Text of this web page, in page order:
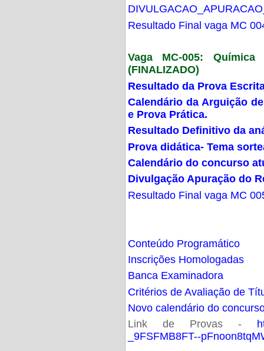
Resultado Final vaga MC
Vaga MC-005:
(FINALIZADO)
Resultado da Prova
Calendário da Arguição
e Prova Prática.
Resultado Definitivo da
Prova didática- Tema
Calendário do concurso
Divulgação Apuração do
Resultado Final vaga MC
Conteúdo Programático
Inscrições Homologadas
Banca Examinadora
Critérios de Avaliação de
Novo calendário do
Link de Provas -
_9FSFMB8FT--